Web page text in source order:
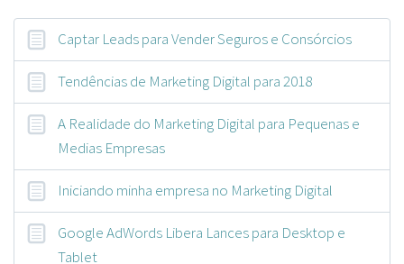
Captar Leads para Vender Seguros e Consórcios
Tendências de Marketing Digital para 2018
A Realidade do Marketing Digital para Pequenas e
Medias Empresas
Iniciando minha empresa no Marketing Digital
Google AdWords Libera Lances para Desktop e
Tablet